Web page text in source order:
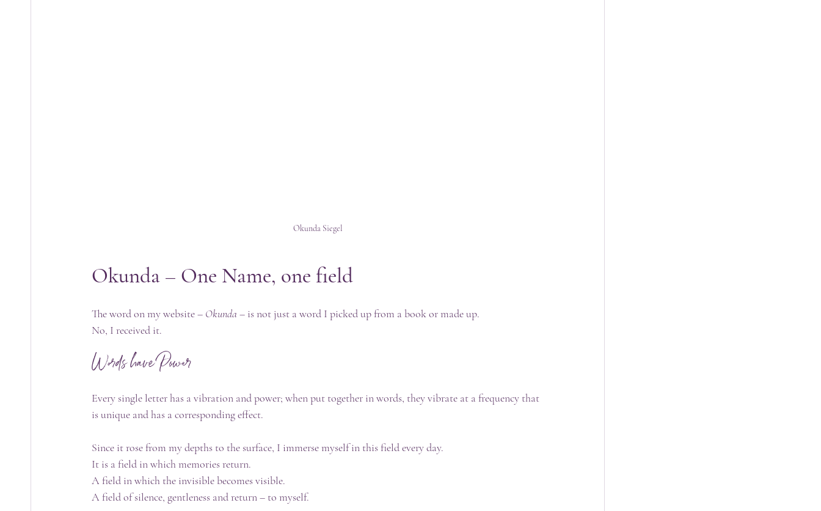
Okunda Siegel
Okunda – One Name, one field
The word on my website – Okunda – is not just a word I picked up from a book or made up.
No, I received it.
Words have Power
Every single letter has a vibration and power; when put together in words, they vibrate at a frequency that
is unique and has a corresponding effect.
Since it rose from my depths to the surface, I immerse myself in this field every day.
It is a field in which memories return.
A field in which the invisible becomes visible.
A field of silence, gentleness and return – to myself.